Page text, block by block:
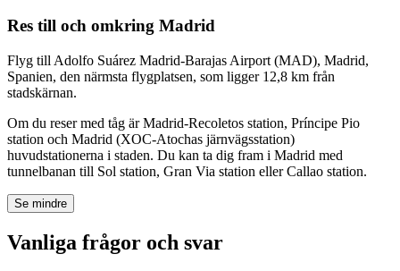
Res till och omkring Madrid
Flyg till Adolfo Suárez Madrid-Barajas Airport (MAD), Madrid,
Spanien, den närmsta flygplatsen, som ligger 12,8 km från
stadskärnan.
Om du reser med tåg är Madrid-Recoletos station, Príncipe Pio
station och Madrid (XOC-Atochas järnvägsstation)
huvudstationerna i staden. Du kan ta dig fram i Madrid med
tunnelbanan till Sol station, Gran Via station eller Callao station.
Se mindre
Vanliga frågor och svar